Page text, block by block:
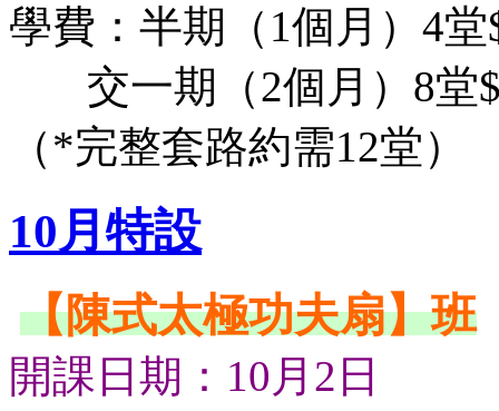
學費：半期（1個月）4堂
交一期（2個月）8堂
（*完整套路約需12堂）
10月特設
【陳式太極功夫扇】班
開課日期：10月2日